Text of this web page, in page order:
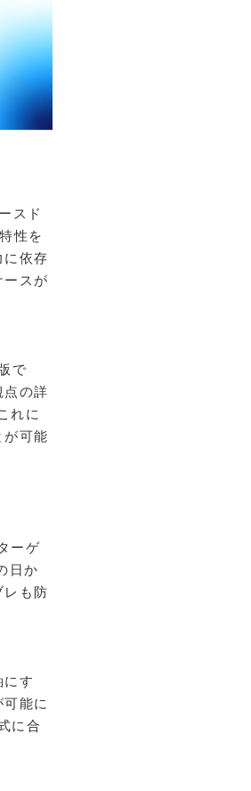
スド
性を
依存
ースが
で
の詳
れに
可能
ーゲ
日か
レも防
す
能に
に合